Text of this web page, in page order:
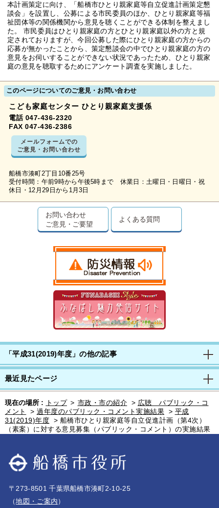
本計画策定に向け、「船橋市ひとり親家庭等自立促進計画策定懇
談会」を設置し、公募による市民委員のほか、ひとり親家庭等福
祉団体等の関係機関から意見を聴くことができる体制を整えまし
た。 市民委員はひとり親家庭の方とひとり親家庭以外の方と規
定されておりますが、今回公募した際にひとり親家庭の方からの
応募が無かったことから、策定懇談会の中でひとり親家庭の方の
意見をお伺いすることができない状況であったため、ひとり親家
庭の意見を聴取するためにアンケート調査を実施しました。
このページについてのご意見・お問い合わせ
こども家庭センター ひとり親家庭支援係
電話 047-436-2320
FAX 047-436-2386
メールフォームでの
ご意見・お問い合わせ
船橋市湊町2丁目10番25号
受付時間：午前9時から午後5時まで 休業日：土曜日・日曜日・祝
休日・12月29日から1月3日
お問い合わせ
ご意見・ご要望
よくある質問
「平成31(2019)年度」の他の記事
最近見たページ
現在の場所 : トップ > 市政・市の紹介 > 広聴 パブリック・コ
メント
> 過年度のパブリック・コメント実施結果 > 平成
31(2019)年度 > 船橋市ひとり親家庭等自立促進計画（第4次）
（素案）に対する意見募集（パブリック・コメント）の実施結果
〒273-8501 千葉県船橋市湊町2-10-25
（地図・ご案内）